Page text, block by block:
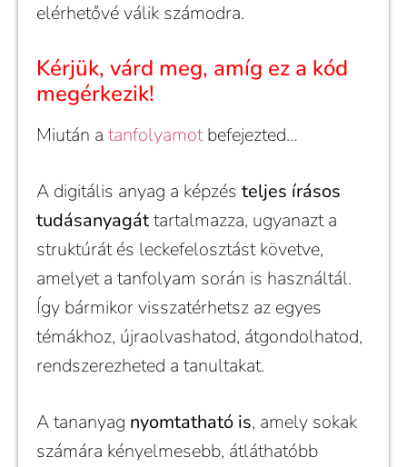
elérhetővé válik számodra.
Kérjük, várd meg, amíg ez a kód
megérkezik!
Miután a tanfolyamotbefejezted…
A digitális anyag a képzés teljes írásos
tudásanyagáttartalmazza, ugyanazt a
struktúrát és leckefelosztást követve,
amelyet a tanfolyam során is használtál.
Így bármikor visszatérhetsz az egyes
témákhoz, újraolvashatod, átgondolhatod,
rendszerezheted a tanultakat.
A tananyag nyomtatható is, amely sokak
számára kényelmesebb, átláthatóbb